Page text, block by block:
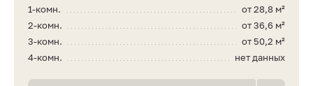
от 28,8 м²
1-комн.
от 36,6 м²
2-комн.
от 50,2 м²
3-комн.
нет данных
4-комн.